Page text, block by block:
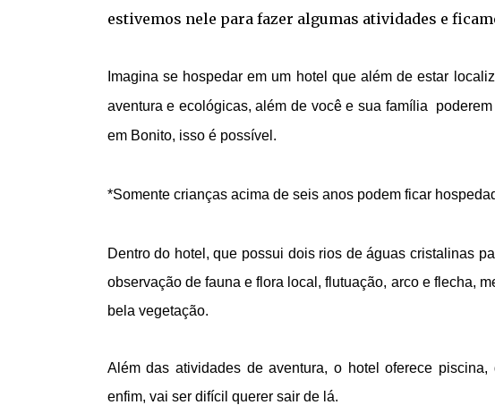
estivemos nele para fazer algumas atividades e
Imagina se hospedar em um hotel que além de estar
aventura e ecológicas, além de você e sua família poderem
em Bonito, isso é possível.
*Somente crianças acima de seis anos podem ficar
Dentro do hotel, que possui dois rios de águas cristalinas
observação de fauna e flora local, flutuação, arco e flecha,
bela vegetação.
Além das atividades de aventura, o hotel oferece
enfim, vai ser difícil querer sair de lá.